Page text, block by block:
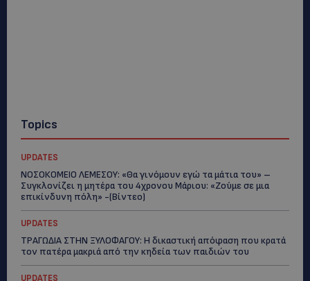
Topics
UPDATES
ΝΟΣΟΚΟΜΕΙΟ ΛΕΜΕΣΟΥ: «Θα γινόμουν εγώ τα μάτια του» –
Συγκλονίζει η μητέρα του 4χρονου Μάριου: «Ζούμε σε μια
επικίνδυνη πόλη» -(Βίντεο)
UPDATES
ΤΡΑΓΩΔΙΑ ΣΤΗΝ ΞΥΛΟΦΑΓΟΥ: Η δικαστική απόφαση που κρατά
τον πατέρα μακριά από την κηδεία των παιδιών του
UPDATES